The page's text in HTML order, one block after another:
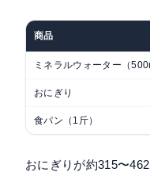
商品
ミネラルウォーター（
おにぎり
食パン（1斤）
おにぎりが約315〜